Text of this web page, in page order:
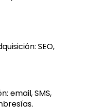
SEO,
email, SMS,